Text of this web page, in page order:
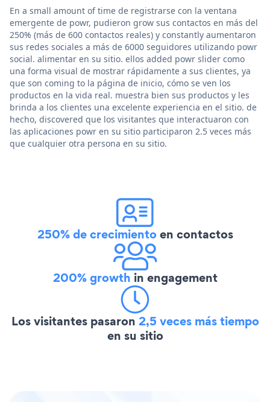
En a small amount of time de registrarse con la ventana
emergente de powr, pudieron grow sus contactos en más del
250% (más de 600 contactos reales) y constantly aumentaron
sus redes sociales a más de 6000 seguidores utilizando powr
social. alimentar en su sitio. ellos added powr slider como
una forma visual de mostrar rápidamente a sus clientes, ya
que son coming to la página de inicio, cómo se ven los
productos en la vida real. muestra bien sus productos y les
brinda a los clientes una excelente experiencia en el sitio. de
hecho, discovered que los visitantes que interactuaron con
las aplicaciones powr en su sitio participaron 2.5 veces más
que cualquier otra persona en su sitio.
250% de crecimientoen contactos
200% growth in engagement
Los visitantes pasaron 2,5 veces más tiempo
en su sitio